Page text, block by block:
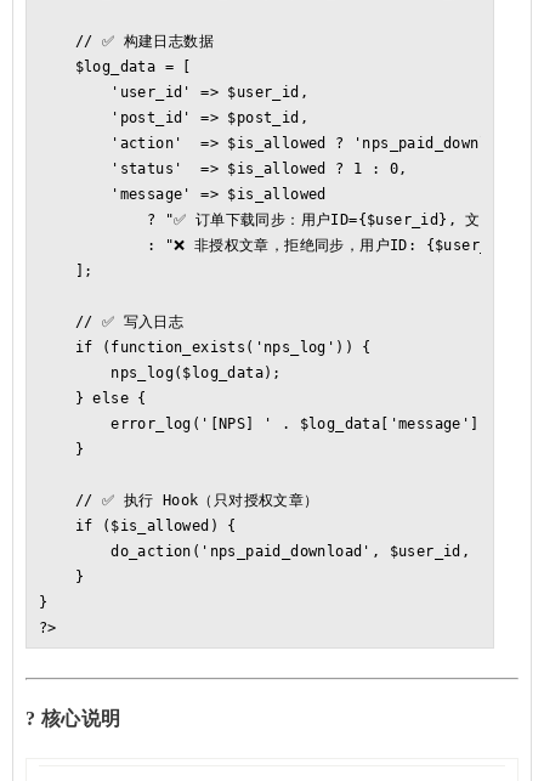
    // ✅ 构建日志数据
    $log_data = [
        'user_id' => $user_id,
        'post_id' => $post_id,
'action'  => $is_allowed ? 'nps_paid_download'
        'status'  => $is_allowed ? 1 : 0,
        'message' => $is_allowed
? "✅ 订单下载同步：用户ID={$user_id}, 文章
: "❌ 非授权文章，拒绝同步，用户ID:
    ];
    // ✅ 写入日志
    if (function_exists('nps_log')) {
        nps_log($log_data);
    } else {
        error_log('[NPS] ' . $log_data['message']);
    }
    // ✅ 执行 Hook（只对授权文章）
    if ($is_allowed) {
do_action('nps_paid_download', $user_id,
    }
}
?>
? 核心说明